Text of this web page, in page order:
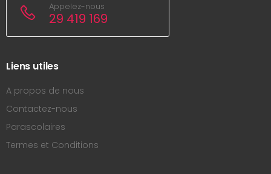
Appelez-nous
29 419 169
Liens utiles
A propos de nous
Contactez-nous
Parascolaires
Termes et Conditions